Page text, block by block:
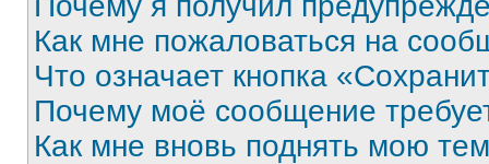
Как мне пожаловаться на
Что означает кнопка
Почему моё сообщение
Как мне вновь поднять мою